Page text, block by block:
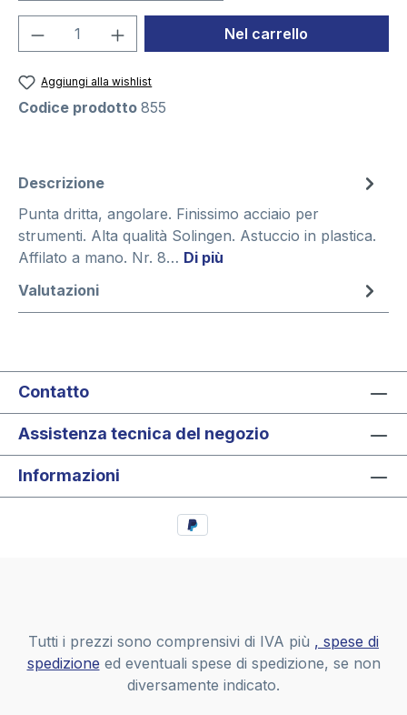
Quantità del prodotto: inserisci la
Nel carrello
Aggiungi alla wishlist
Codice prodotto 855
Descrizione
Punta dritta, angolare. Finissimo acciaio per
strumenti. Alta qualità Solingen. Astuccio in plastica.
Affilato a mano. Nr. 8… Di più
Valutazioni
Contatto
Assistenza tecnica del negozio
Informazioni
Tutti i prezzi sono comprensivi di IVA più , spese di
spedizione ed eventuali spese di spedizione, se non
diversamente indicato.